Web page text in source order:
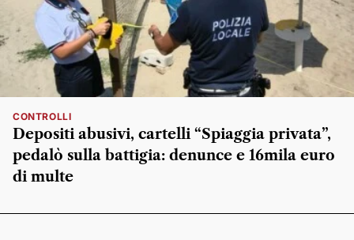
CONTROLLI
Depositi abusivi, cartelli “Spiaggia privata”,
pedalò sulla battigia: denunce e 16mila euro
di multe